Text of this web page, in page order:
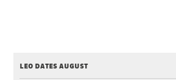
leo dates august